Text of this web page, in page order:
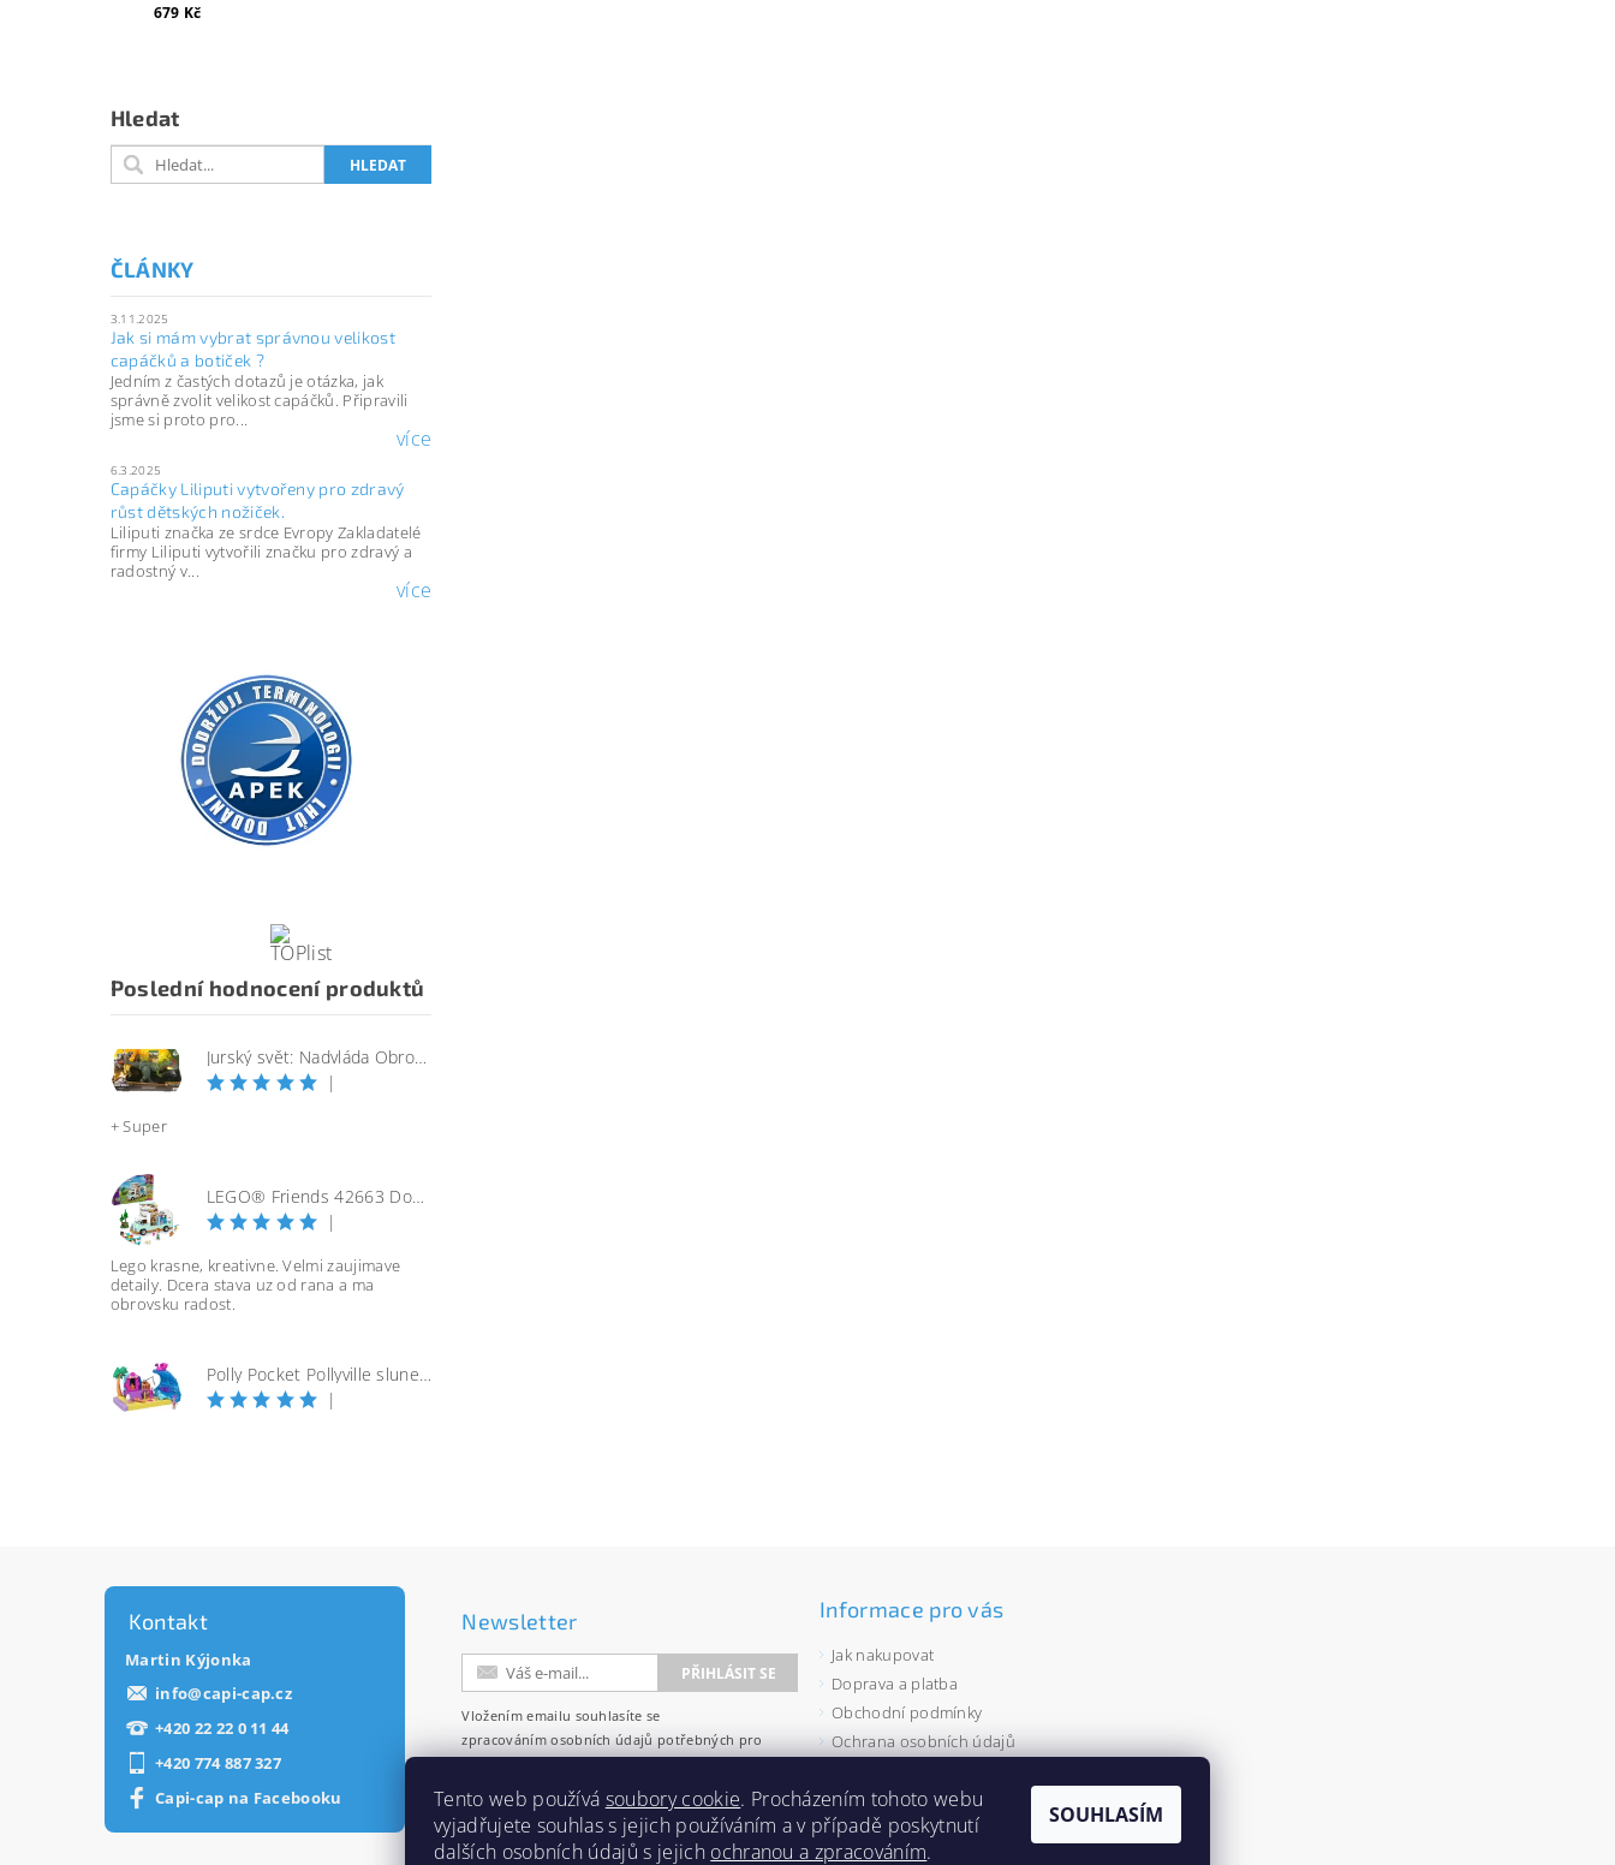
679 Kč
Hledat
ČLÁNKY
3.11.2025
Jak si mám vybrat správnou velikost
capáčků a botiček ?
Jedním z častých dotazů je otázka, jak
správně zvolit velikost capáčků. Připravili
jsme si proto pro...
více
6.3.2025
Capáčky Liliputi vytvořeny pro zdravý
růst dětských nožiček.
Liliputi značka ze srdce Evropy Zakladatelé
firmy Liliputi vytvořili značku pro zdravý a
radostný v...
více
Poslední hodnocení produktů
Jurský svět: Nadvláda Obrovský útočící SINOTYRANNUS
|
+ Super
LEGO® Friends 42663 Dobrodružství s karavanem přátelství
|
Lego krasne, kreativne. Velmi zaujimave
detaily. Dcera stava uz od rana a ma
obrovsku radost.
Polly Pocket Pollyville slunečná pláž
|
Kontakt
Martin Kýjonka
info@capi-cap.cz
+420 22 22 0 11 44
+420 774 887 327
Capi-cap na Facebooku
Newsletter
Vložením emailu souhlasíte se
zpracováním osobních údajů potřebných pro
Informace pro vás
Jak nakupovat
Doprava a platba
Obchodní podmínky
Ochrana osobních údajů
Zásady používání souborů cookies
Tento web používá soubory cookie. Procházením tohoto webu
vyjadřujete souhlas s jejich používáním a v případě poskytnutí
dalších osobních údajů s jejich ochranou a zpracováním.
SOUHLASÍM